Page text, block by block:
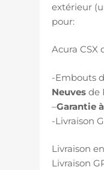
extérieur
pour:
Acura CSX
-Embouts
Neuves de
–Garantie
-Livraison
Livraison
Livraison